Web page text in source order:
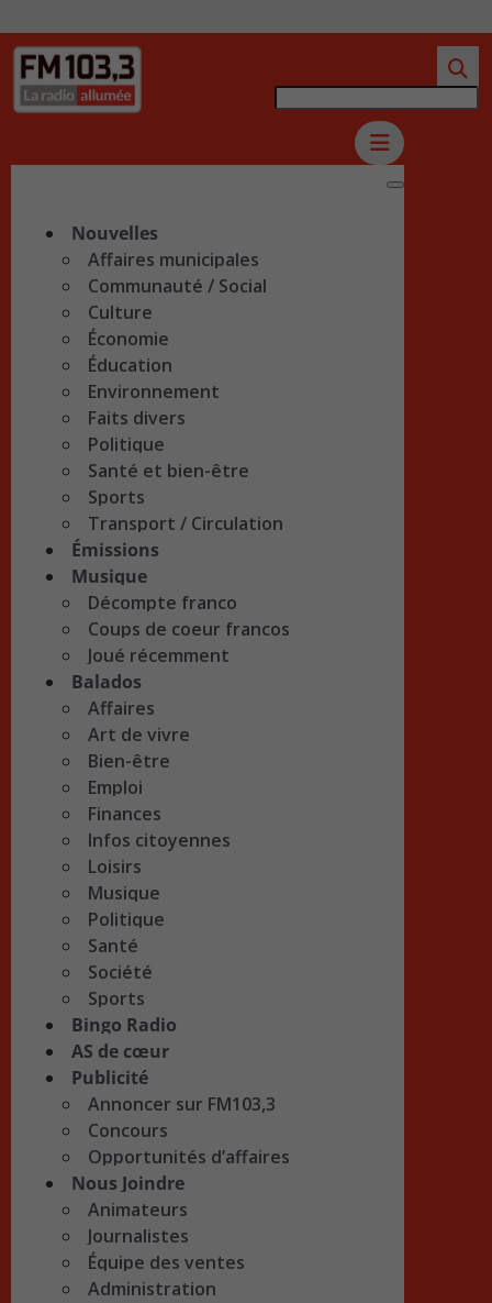
Nouvelles
Affaires municipales
Communauté / Social
Culture
Économie
Éducation
Environnement
Faits divers
Politique
Santé et bien-être
Sports
Transport / Circulation
Émissions
Musique
Décompte franco
Coups de coeur francos
Joué récemment
Balados
Affaires
Art de vivre
Bien-être
Emploi
Finances
Infos citoyennes
Loisirs
Musique
Politique
Santé
Société
Sports
Bingo Radio
AS de cœur
Publicité
Annoncer sur FM103,3
Concours
Opportunités d’affaires
Nous Joindre
Animateurs
Journalistes
Équipe des ventes
Administration